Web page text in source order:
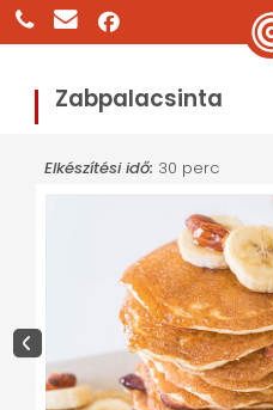
Zabpalacsinta
Elkészítési idő: 30 perc